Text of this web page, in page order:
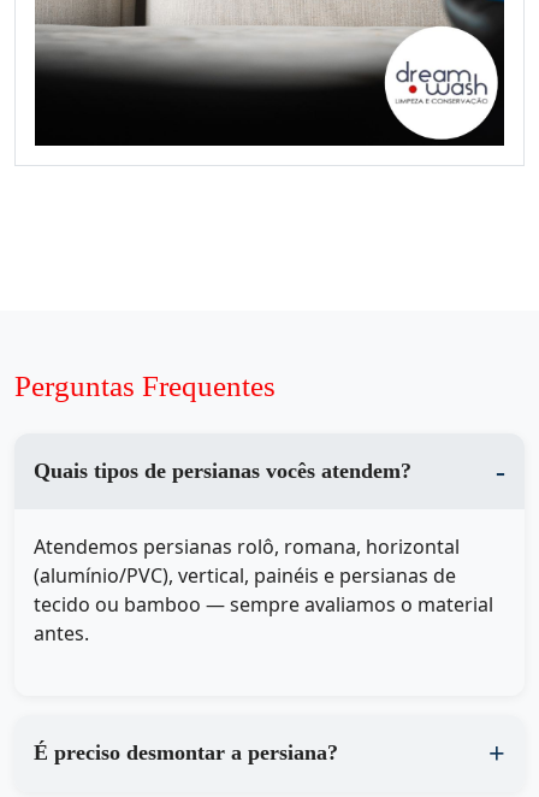
Perguntas Frequentes
Quais tipos de persianas vocês atendem?
Atendemos persianas rolô, romana, horizontal
(alumínio/PVC), vertical, painéis e persianas de
tecido ou bamboo — sempre avaliamos o material
antes.
É preciso desmontar a persiana?